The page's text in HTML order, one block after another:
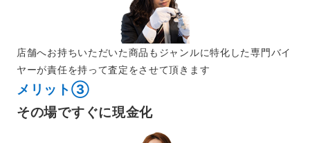
店舗へお持ちいただいた商品もジャンルに特化した専門バイ
ヤーが責任を持って査定をさせて頂きます
メリット③
その場ですぐに現金化